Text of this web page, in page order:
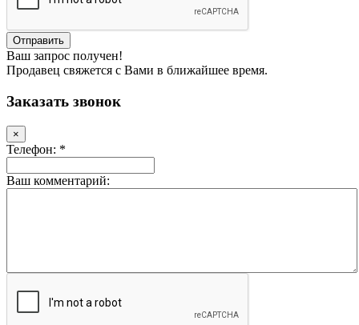
Ваш запрос получен!
Продавец свяжется с Вами в ближайшее время.
Заказать звонок
×
Телефон: *
Ваш комментарий: